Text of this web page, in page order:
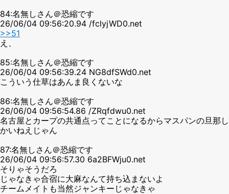
84:名無しさん＠恐縮です
26/06/04 09:56:20.94 /fclyjWD0.net
>>51
え、
85:名無しさん＠恐縮です
26/06/04 09:56:39.24 NG8dfSWd0.net
こういう仕草はあんま良くないな
86:名無しさん＠恐縮です
26/06/04 09:56:54.86 /ZRqfdwu0.net
名古屋とカープの共通点ってことになるからマスパンの旦那し
かいねえじゃん
87:名無しさん＠恐縮です
26/06/04 09:56:57.30 6a2BFWju0.net
そりゃそうだろ
じゃなきゃ合宿に大麻なんて持ち込まないよ
チームメイトも当然ジャンキーじゃなきゃ